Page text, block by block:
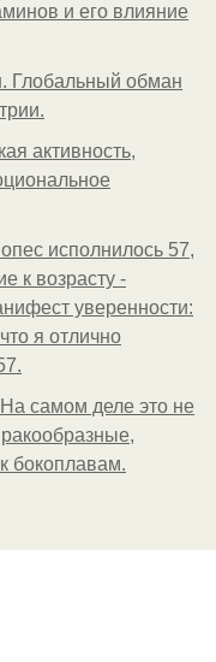
и его влияние
Глобальный обман
активность,
исполнилось 57,
к возрасту -
уверенности:
я отлично
самом деле это не
бокоплавам.